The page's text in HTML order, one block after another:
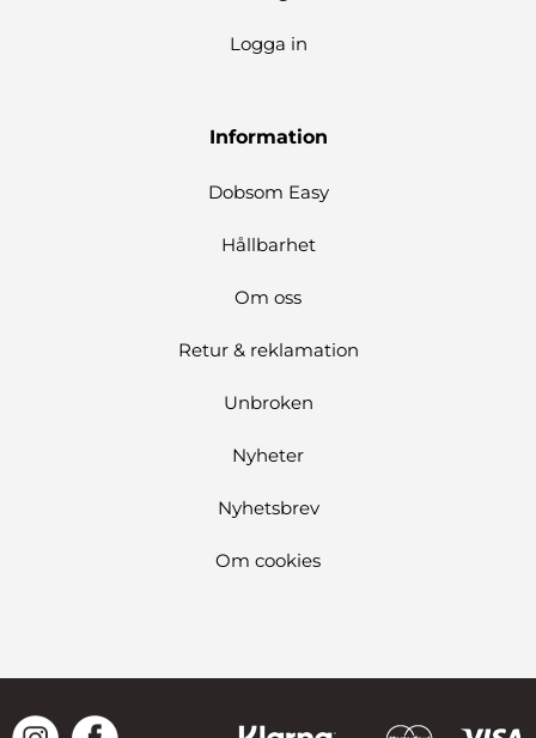
Logga in
Information
Dobsom Easy
Hållbarhet
Om oss
Retur & reklamation
Unbroken
Nyheter
Nyhetsbrev
Om cookies